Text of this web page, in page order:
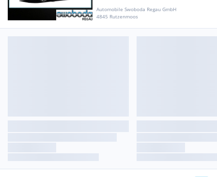
Automobile Swoboda Regau GmbH
4845 Rutzenmoos